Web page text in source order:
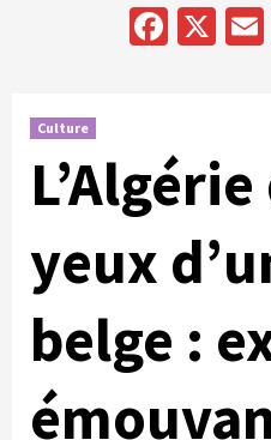
X
Culture
yeux
belge :